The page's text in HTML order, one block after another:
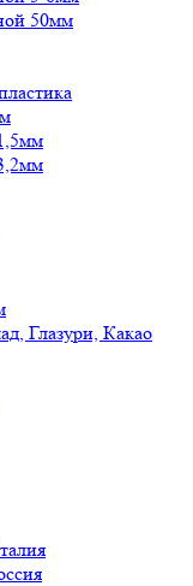
50мм
Глазури, Какао